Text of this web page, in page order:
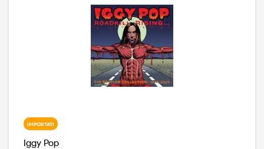
IMPORTATI
Iggy Pop